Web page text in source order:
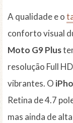
A qualidade e o
conforto visual
Moto G9 Plus
resolução Full
vibrantes. O
Retina de 4.7
mas ainda de